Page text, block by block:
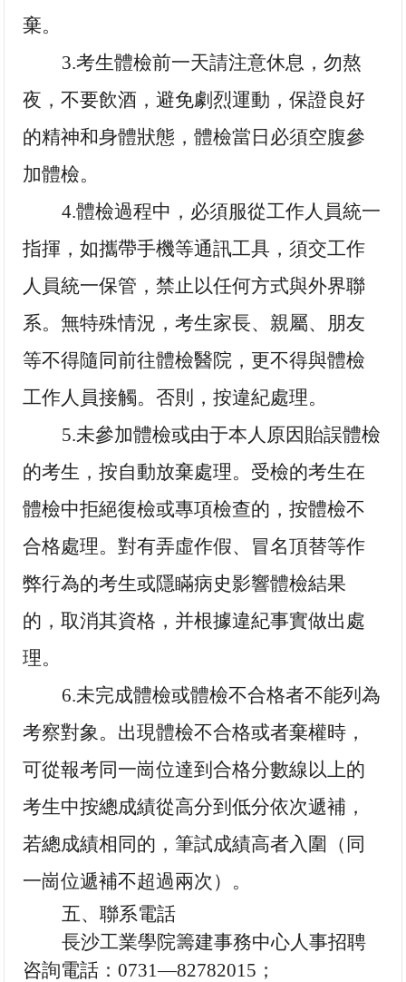
棄。
3.考生體檢前一天請注意休息，勿熬
夜，不要飲酒，避免劇烈運動，保證良好
的精神和身體狀態，體檢當日必須空腹參
加體檢。
4.體檢過程中，必須服從工作人員統一
指揮，如攜帶手機等通訊工具，須交工作
人員統一保管，禁止以任何方式與外界聯
系。無特殊情況，考生家長、親屬、朋友
等不得隨同前往體檢醫院，更不得與體檢
工作人員接觸。否則，按違紀處理。
5.未參加體檢或由于本人原因貽誤體檢
的考生，按自動放棄處理。受檢的考生在
體檢中拒絕復檢或專項檢查的，按體檢不
合格處理。對有弄虛作假、冒名頂替等作
弊行為的考生或隱瞞病史影響體檢結果
的，取消其資格，并根據違紀事實做出處
理。
6.未完成體檢或體檢不合格者不能列為
考察對象。出現體檢不合格或者棄權時，
可從報考同一崗位達到合格分數線以上的
考生中按總成績從高分到低分依次遞補，
若總成績相同的，筆試成績高者入圍（同
一崗位遞補不超過兩次）。
五、聯系電話
長沙工業學院籌建事務中心人事招聘
咨詢電話：0731—82782015；